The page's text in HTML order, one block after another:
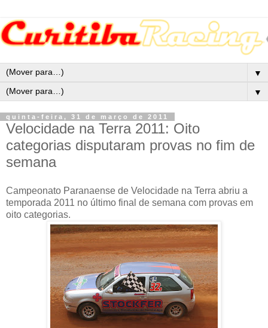
▼
▼
quinta-feira, 31 de março de 2011
Velocidade na Terra 2011: Oito
categorias disputaram provas no fim de
semana
Campeonato Paranaense de Velocidade na Terra abriu a
temporada 2011 no último final de semana com provas em
oito categorias.